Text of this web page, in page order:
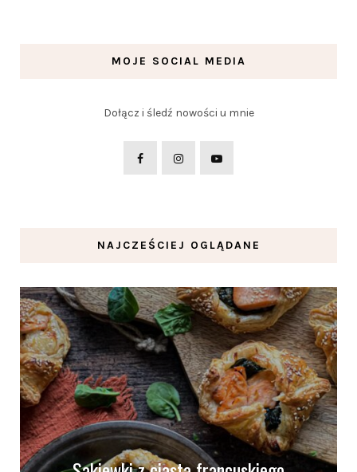
MOJE SOCIAL MEDIA
Dołącz i śledź nowości u mnie
NAJCZEŚCIEJ OGLĄDANE